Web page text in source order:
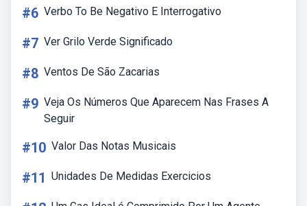
#6 Verbo To Be Negativo E Interrogativo
#7 Ver Grilo Verde Significado
#8 Ventos De São Zacarias
#9 Veja Os Números Que Aparecem Nas Frases A
Seguir
#10 Valor Das Notas Musicais
#11 Unidades De Medidas Exercicios